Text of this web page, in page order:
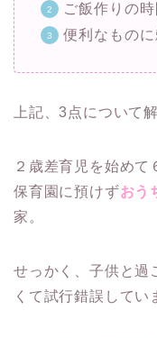
ご飯作りの
便利なものに
上記、3点について
２歳差育児を始めて
保育園に預けずおう
家。
せっかく、子供と過
くて試行錯誤してい